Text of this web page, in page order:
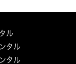
ル
タル
タル